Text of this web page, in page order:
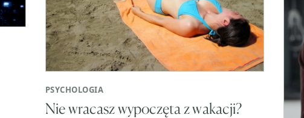
PSYCHOLOGIA
Nie wracasz wypoczęta z wakacji?